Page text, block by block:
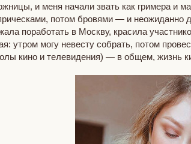
и меня начали звать как гримера и
потом бровями — и неожиданно
поработать в Москву, красила
утром могу невесту собрать, потом
кино и телевидения) — в общем, жизнь